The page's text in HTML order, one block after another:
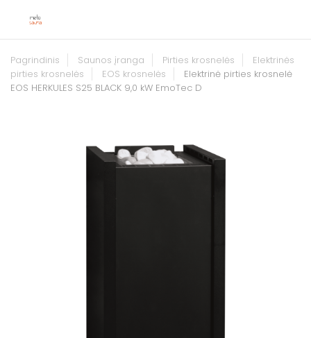
Pagrindinis Saunos įranga Pirties krosnelės
Elektrinės
pirties krosnelės
EOS krosnelės
Elektrinė pirties krosnelė
EOS HERKULES S25 BLACK 9,0 kW EmoTec D